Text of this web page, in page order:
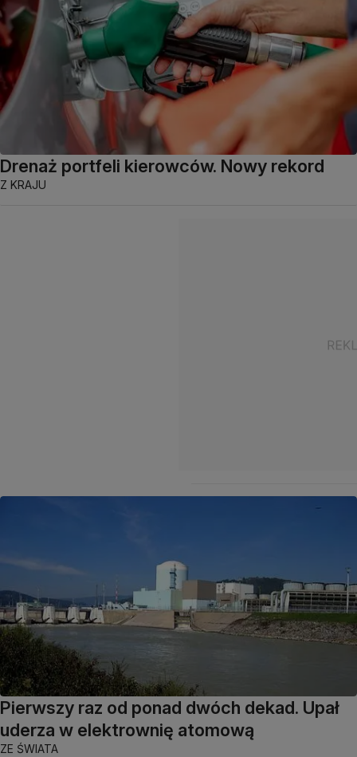
Drenaż portfeli kierowców. Nowy rekord
Z KRAJU
Pierwszy raz od ponad dwóch dekad. Upał
uderza w elektrownię atomową
ZE ŚWIATA